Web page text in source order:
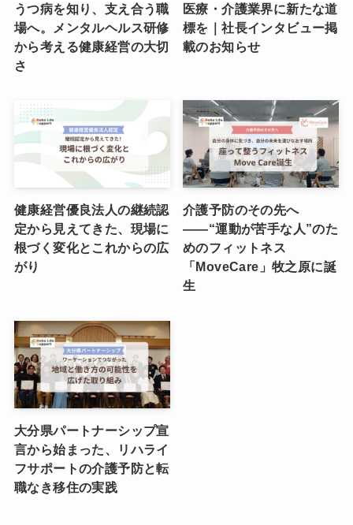
うつ病を知り、支え合う職
場へ。メンタルヘルス研修
から考える健康経営の大切
さ
医療・介護業界に新たな道
標を｜社長インタビュー掲
載のお知らせ
健康経営優良法人の継続認
定から見えてきた、現場に
根づく変化とこれからの広
がり
介護予防のその先へ
――“運動が苦手な人”のた
めのフィットネス
「MoveCare」牧之原に誕
生
大分県パートナーシップ宣
言から始まった、リハライ
フサポートの介護予防と転
職なき移住の実践